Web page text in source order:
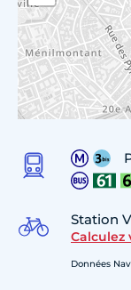
Station
Calculez
Données